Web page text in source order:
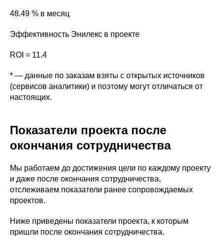
48.49 % в месяц
Эффективность Энилекс в проекте
ROI = 11.4
* — данные по заказам взяты с открытых источников
(сервисов аналитики) и поэтому могут отличаться от
настоящих.
Показатели проекта после
окончания сотрудничества
Мы работаем до достижения цели по каждому проекту
и даже после окончания сотрудничества,
отслеживаем показатели ранее сопровождаемых
проектов.
Ниже приведены показатели проекта, к которым
пришли после окончания сотрудничества.